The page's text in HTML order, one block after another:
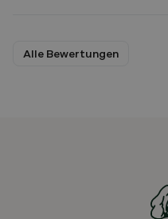
Alle Bewertungen